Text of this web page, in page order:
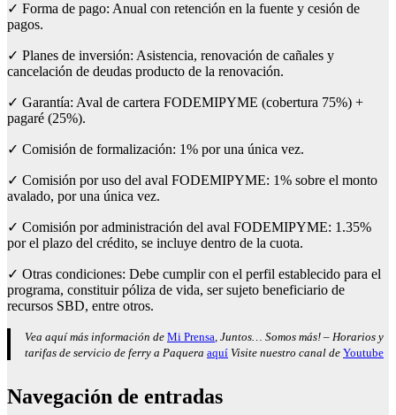
✓ Forma de pago: Anual con retención en la fuente y cesión de
pagos.
✓ Planes de inversión: Asistencia, renovación de cañales y
cancelación de deudas producto de la renovación.
✓ Garantía: Aval de cartera FODEMIPYME (cobertura 75%) +
pagaré (25%).
✓ Comisión de formalización: 1% por una única vez.
✓ Comisión por uso del aval FODEMIPYME: 1% sobre el monto
avalado, por una única vez.
✓ Comisión por administración del aval FODEMIPYME: 1.35%
por el plazo del crédito, se incluye dentro de la cuota.
✓ Otras condiciones: Debe cumplir con el perfil establecido para el
programa, constituir póliza de vida, ser sujeto beneficiario de
recursos SBD, entre otros.
Vea aquí más información de Mi Prensa, Juntos… Somos más! – Horarios y
tarifas de servicio de ferry a Paquera aquí Visite nuestro canal de Youtube
Navegación de entradas